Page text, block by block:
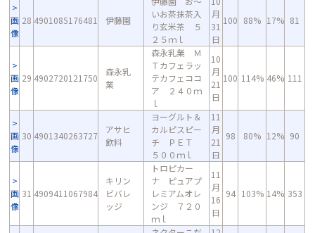
画
像
28 4901085176481 伊藤園
いお茶抹茶入
り玄米茶 ５
２５ｍｌ
月
31
日
100 88% 17% 81
画
像
29 4902720121750
森永乳
業
森永乳業 Ｍ
Ｔカフェラッ
テカフェココ
ア ２４０ｍ
ｌ
10
月
21
日
100 114% 46% 111
画
像
30 4901340263727
アサヒ
飲料
ヨーグルト＆
カルピスピー
チ ＰＥＴ
５００ｍｌ
11
月
21
日
98 80% 12% 90
画
像
31 4909411067984
キリン
ビバレ
ッジ
トロピカー
ナ ピュアプ
レミアムオレ
ンジ ７２０
ｍｌ
11
月
16
日
94 103% 14% 353